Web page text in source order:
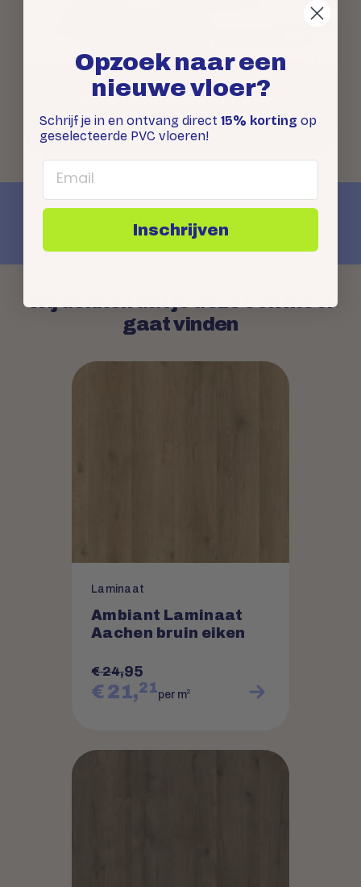
Nog sneller antwoord?
085 - 401 95 84
Vakkundige legservice
gaat vinden
Laminaat
Ambiant Laminaat
Aachen bruin eiken
€ 24,95
€ 21,21per m2
Opzoek naar een
nieuwe vloer?
Schrijf je in en ontvang direct 15% korting op
geselecteerde PVC vloeren!
Email
Inschrijven